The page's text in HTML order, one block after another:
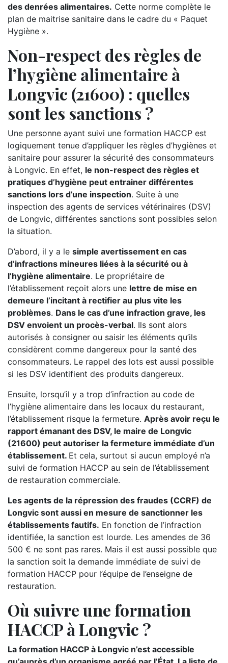
des denrées alimentaires. Cette norme complète le
plan de maitrise sanitaire dans le cadre du « Paquet
Hygiène ».
Non-respect des règles de
l’hygiène alimentaire à
Longvic (21600) : quelles
sont les sanctions ?
Une personne ayant suivi une formation HACCP est
logiquement tenue d’appliquer les règles d’hygiènes et
sanitaire pour assurer la sécurité des consommateurs
à Longvic. En effet, le non-respect des règles et
pratiques d’hygiène peut entrainer différentes
sanctions lors d’une inspection. Suite à une
inspection des agents de services vétérinaires (DSV)
de Longvic, différentes sanctions sont possibles selon
la situation.
D’abord, il y a le simple avertissement en cas
d’infractions mineures liées à la sécurité ou à
l’hygiène alimentaire. Le propriétaire de
l’établissement reçoit alors une lettre de mise en
demeure l’incitant à rectifier au plus vite les
problèmes. Dans le cas d’une infraction grave, les
DSV envoient un procès-verbal. Ils sont alors
autorisés à consigner ou saisir les éléments qu’ils
considèrent comme dangereux pour la santé des
consommateurs. Le rappel des lots est aussi possible
si les DSV identifient des produits dangereux.
Ensuite, lorsqu’il y a trop d’infraction au code de
l’hygiène alimentaire dans les locaux du restaurant,
l’établissement risque la fermeture. Après avoir reçu le
rapport émanant des DSV, le maire de Longvic
(21600) peut autoriser la fermeture immédiate d’un
établissement. Et cela, surtout si aucun employé n’a
suivi de formation HACCP au sein de l’établissement
de restauration commerciale.
Les agents de la répression des fraudes (CCRF) de
Longvic sont aussi en mesure de sanctionner les
établissements fautifs. En fonction de l’infraction
identifiée, la sanction est lourde. Les amendes de 36
500 € ne sont pas rares. Mais il est aussi possible que
la sanction soit la demande immédiate de suivi de
formation HACCP pour l’équipe de l’enseigne de
restauration.
Où suivre une formation
HACCP à Longvic ?
La formation HACCP à Longvic n’est accessible